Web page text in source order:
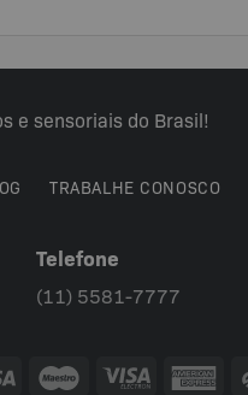
e sensoriais do Brasil!
TRABALHE CONOSCO
Telefone
(11) 5581-7777